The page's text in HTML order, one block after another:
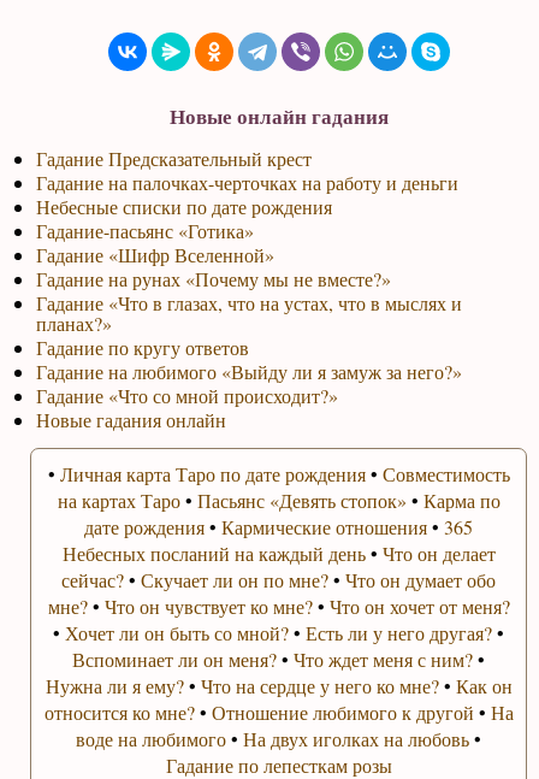
Новые онлайн гадания
Гадание Предсказательный крест
Гадание на палочках-черточках на работу и деньги
Небесные списки по дате рождения
Гадание-пасьянс «Готика»
Гадание «Шифр Вселенной»
Гадание на рунах «Почему мы не вместе?»
Гадание «Что в глазах, что на устах, что в мыслях и
планах?»
Гадание по кругу ответов
Гадание на любимого «Выйду ли я замуж за него?»
Гадание «Что со мной происходит?»
Новые гадания онлайн
• Личная карта Таро по дате рождения• Совместимость
на картах Таро• Пасьянс «Девять стопок» • Карма по
дате рождения•Кармические отношения•365
Небесных посланий на каждый день• Что он делает
сейчас?•Скучает ли он по мне?•Что он думает обо
мне?• Что он чувствует ко мне?• Что он хочет от меня?
• Хочет ли он быть со мной?•Есть ли у него другая?•
Вспоминает ли он меня?•Что ждет меня с ним?•
Нужна ли я ему?• Что на сердце у него ко мне?• Как он
относится ко мне?• Отношение любимого к другой • На
воде на любимого•На двух иголках на любовь•
Гадание по лепесткам розы